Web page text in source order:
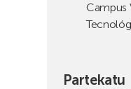
Campus
Partekatu